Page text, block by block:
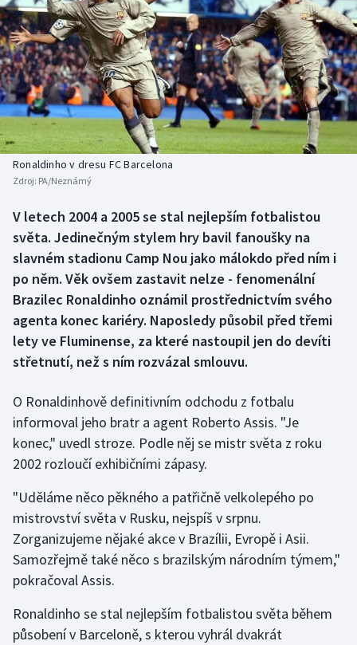
DALŠÍ SPORTY
Americký fotbal
Baseball a softbal
Basketbal
Biatlon
Box
Curling
Dostihy
Florbal
Golf
Gymnastika
Házená
Jezdectví
Judo
Krasobruslení
NEPŘEHLÉDNĚTE
Soutěže
Historické návraty
Aplikace ČT sport
Ronaldinho v dresu FC Barcelona
Zdroj: PA/Neznámý
V letech 2004 a 2005 se stal nejlepším fotbalistou
světa. Jedinečným stylem hry bavil fanoušky na
slavném stadionu Camp Nou jako málokdo před ním i
po něm. Věk ovšem zastavit nelze - fenomenální
Brazilec Ronaldinho oznámil prostřednictvím svého
agenta konec kariéry. Naposledy působil před třemi
lety ve Fluminense, za které nastoupil jen do devíti
střetnutí, než s ním rozvázal smlouvu.
O Ronaldinhově definitivním odchodu z fotbalu
informoval jeho bratr a agent Roberto Assis. "Je
konec," uvedl stroze. Podle něj se mistr světa z roku
2002 rozloučí exhibičními zápasy.
"Uděláme něco pěkného a patřičně velkolepého po
mistrovství světa v Rusku, nejspíš v srpnu.
Zorganizujeme nějaké akce v Brazílii, Evropě i Asii.
Samozřejmě také něco s brazilským národním týmem,"
pokračoval Assis.
Ronaldinho se stal nejlepším fotbalistou světa během
působení v Barceloně, s kterou vyhrál dvakrát